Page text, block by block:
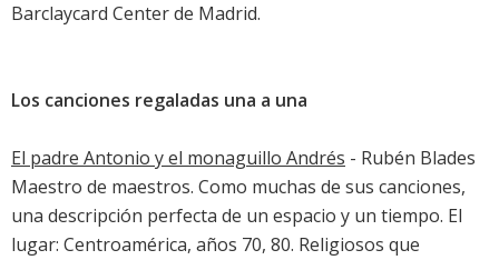
Barclaycard Center de Madrid.
Los canciones regaladas una a una
El padre Antonio y el monaguillo Andrés - Rubén Blades
Maestro de maestros. Como muchas de sus canciones,
una descripción perfecta de un espacio y un tiempo. El
lugar: Centroamérica, años 70, 80. Religiosos que